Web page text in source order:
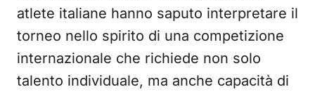
atlete italiane hanno saputo interpretare il
torneo nello spirito di una competizione
internazionale che richiede non solo
talento individuale, ma anche capacità di